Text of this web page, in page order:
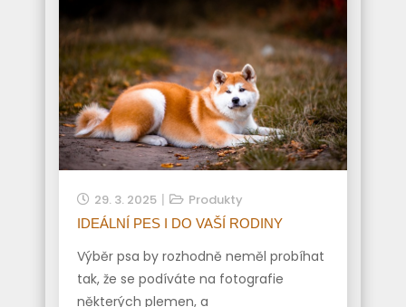
29. 3. 2025 Produkty
IDEÁLNÍ PES I DO VAŠÍ RODINY
Výběr psa by rozhodně neměl probíhat
tak, že se podíváte na fotografie
některých plemen, a